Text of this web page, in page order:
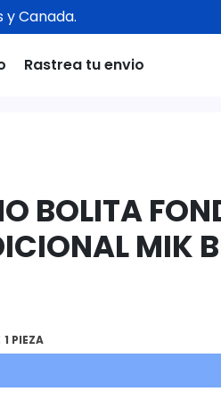
y Canada.
Rastrea tu envio
BOLITA
MIK
1 PIEZA